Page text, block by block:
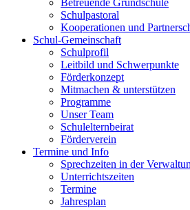
Betreuende Grundschule
Schulpastoral
Kooperationen und
Schul-Gemeinschaft
Schulprofil
Leitbild und Schwerpunkte
Förderkonzept
Mitmachen & unterstützen
Programme
Unser Team
Schulelternbeirat
Förderverein
Termine und Info
Sprechzeiten in der
Unterrichtszeiten
Termine
Jahresplan